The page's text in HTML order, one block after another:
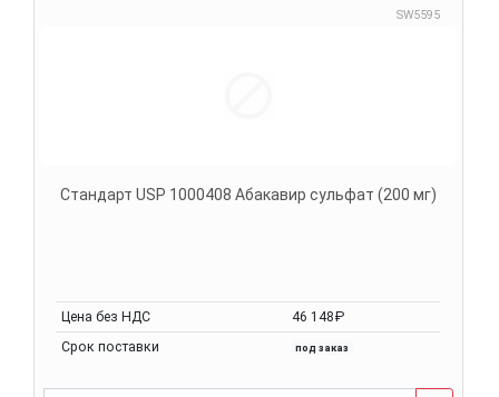
SW5595
Стандарт USP 1000408 Абакавир сульфат (200 мг)
Цена без НДС
46 148₽
Срок поставки
под заказ